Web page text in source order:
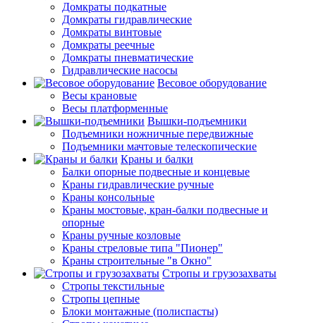
Домкраты подкатные
Домкраты гидравлические
Домкраты винтовые
Домкраты реечные
Домкраты пневматические
Гидравлические насосы
Весовое оборудование
Весы крановые
Весы платформенные
Вышки-подъемники
Подъемники ножничные передвижные
Подъемники мачтовые телескопические
Краны и балки
Балки опорные подвесные и концевые
Краны гидравлические ручные
Краны консольные
Краны мостовые, кран-балки подвесные и
опорные
Краны ручные козловые
Краны стреловые типа "Пионер"
Краны строительные "в Окно"
Стропы и грузозахваты
Стропы текстильные
Стропы цепные
Блоки монтажные (полиспасты)